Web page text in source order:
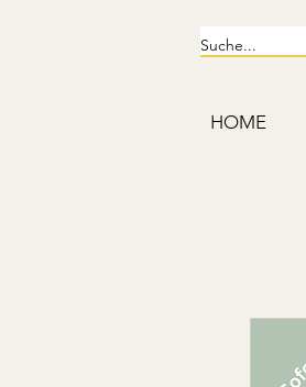
HOME